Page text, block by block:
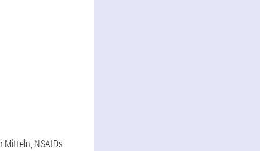
Mitteln, NSAIDs